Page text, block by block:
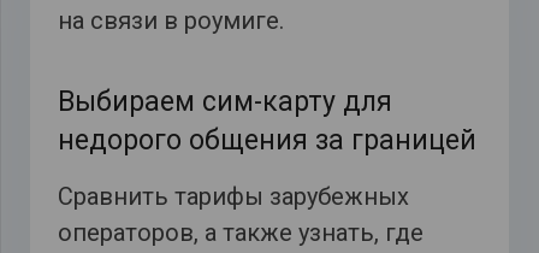
на связи в роумиге.
Выбираем сим-карту для
недорого общения за границей
Сравнить тарифы зарубежных
операторов, а также узнать, где